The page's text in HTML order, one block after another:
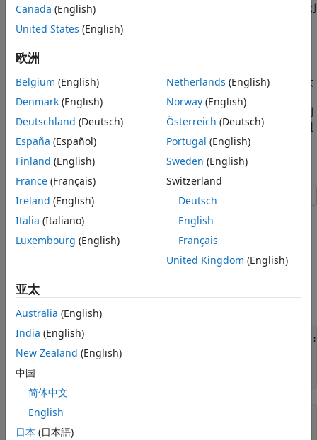
另请参阅
如，pets = categorical(["bird" "cat" "dog" "dog" "cat"])
创
建一个分类数组，相应类别按字母顺序列出：
。您可以选择将类别的顺序指定或更改为
"bird"]
有序分类数组包含的类别具有有意义的数学排序。例如，离散的大
小类别集合["small" "medium" "large"]采用数学排序
。列出的第一个类别是最小的类别，最后一个类别
是最大的类别。有序分类数组中类别的顺序会影响对有序分类数组
进行关系比较的结果。
如何创建有序分类数组
此示例说明如何使用带 名称-值参量的
创建有序分类数组。
创建一个有序分类数组。要使数组有序，请将
A = ["medium"
];
valueset = ["small"
sizes = categorical(A,valueset,Ordinal=true)
sizes =
     medium      large
Canada (English)
United States (English)
欧洲
Belgium (English)
Denmark (English)
Deutschland (Deutsch)
España (Español)
Finland (English)
France (Français)
Ireland (English)
Italia (Italiano)
Luxembourg (English)
Netherlands (English)
Norway(English)
Österreich (Deutsch)
Portugal (English)
Sweden (English)
Switzerland
Deutsch
English
Français
United Kingdom (English)
亚太
Australia (English)
India (English)
New Zealand (English)
中国
简体中文
English
日本 (日本語)